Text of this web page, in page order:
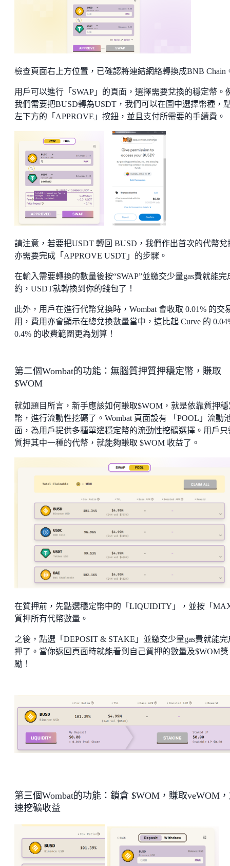
檢查頁面右上方位置，已確認將連結網絡轉換成BNB Chain
用戶可以進行「SWAP」的頁面，選擇需要兌換的穩定幣。
我們需要把BUSD轉為USDT，我們可以在圖中選擇幣種，
左下方的「APPROVE」按鈕，並且支付所需要的手續費。
請注意，若要把USDT 轉回 BUSD，我們作出首次的代幣兌
亦需要完成「APPROVE USDT」的步驟。
在輸入需要轉換的數量後按“SWAP”並繳交少量gas費就能完
約，USDT就轉換到你的錢包了！
此外，用戶在進行代幣兌換時，Wombat 會收取 0.01% 的交
用，費用亦會顯示在總兌換數量當中，這比起 Curve 的
0.4% 的收費範圍更為划算！
第二個Wombat的功能：無腦質押質押穩定幣，賺取
$WOM
就如題目所言，新手應該如何賺取$WOM，就是依靠質押穩
幣，進行流動性挖礦了。Wombat 頁面設有 「POOL」流動
面，為用戶提供多種單邊穩定幣的流動性挖礦選擇。用戶只
質押其中一種的代幣，就能夠賺取 $WOM 收益了。
在質押前，先點選穩定幣中的「LIQUIDITY」，並按「
質押所有代幣數量。
之後，點選「DEPOSIT & STAKE」並繳交少量gas費就能完
押了。當你返回頁面時就能看到自己質押的數量及$WOM獎
勵！
第三個Wombat的功能：鎖倉 $WOM，賺取veWOM
速挖礦收益